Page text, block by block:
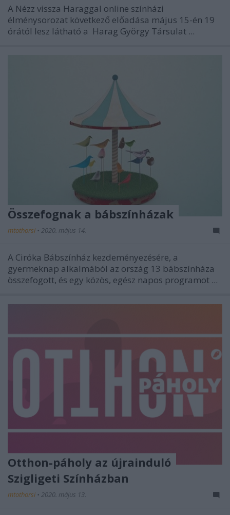
A Nézz vissza Haraggal online színházi
élménysorozat következő előadása május 15-én 19
órától lesz látható a Harag György Társulat ...
Összefognak a bábszínházak
mtothorsi • 2020. május 14.
A Ciróka Bábszínház kezdeményezésére, a
gyermeknap alkalmából az ország 13 bábszínháza
összefogott, és egy közös, egész napos programot ...
Otthon-páholy az újrainduló
Szigligeti Színházban
mtothorsi • 2020. május 13.